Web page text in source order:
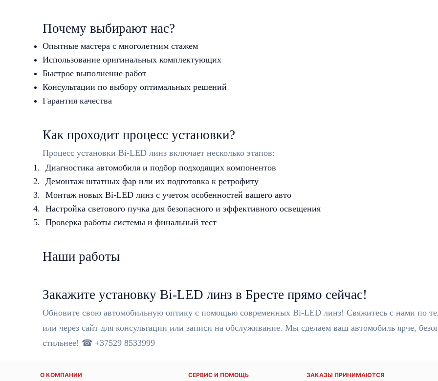
Почему выбирают нас?
Опытные мастера с многолетним стажем
Использование оригинальных комплектующих
Быстрое выполнение работ
Консультации по выбору оптимальных решений
Гарантия качества
Как проходит процесс установки?
Процесс установки Bi-LED линз включает несколько этапов:
Диагностика автомобиля и подбор подходящих компонентов
Демонтаж штатных фар или их подготовка к ретрофиту
Монтаж новых Bi-LED линз с учетом особенностей вашего авто
Настройка светового пучка для безопасного и эффективного освещения
Проверка работы системы и финальный тест
Наши работы
Закажите установку Bi-LED линз в Бресте прямо сейчас!
Обновите свою автомобильную оптику с помощью современных Bi-LED линз! Свяжитесь с нами по
или через сайт для консультации или записи на обслуживание. Мы сделаем ваш автомобиль ярче,
стильнее! ☎ +37529 8533999
О КОМПАНИИ СЕРВИС И ПОМОЩЬ ЗАКАЗЫ ПРИНИМАЮТСЯ